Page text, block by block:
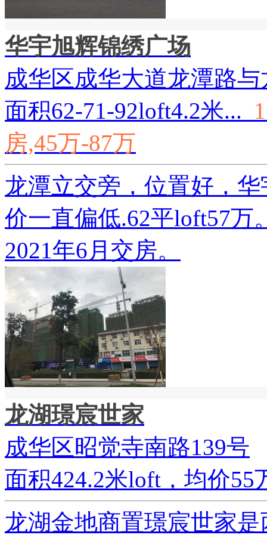
华宇旭辉锦绣广场
成华区成华大道龙潭路
面积62-71-92loft4.2米...
房,45万-87万
龙潭立交旁，位置好，
价一直偏低.62平loft57
2021年6月交房。
龙湖璟宸世家
成华区昭觉寺南路139号
面积424.2米loft，均价
龙湖金地商置璟宸世家